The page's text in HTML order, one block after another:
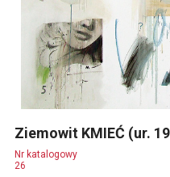
Ziemowit KMIEĆ (ur.
Nr katalogowy
26